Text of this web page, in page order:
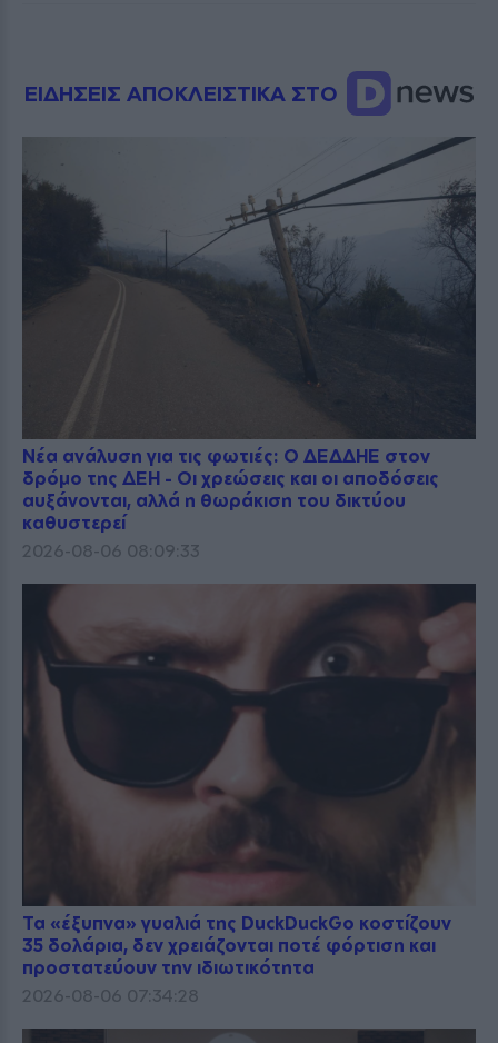
ΕΙΔΗΣΕΙΣ ΑΠΟΚΛΕΙΣΤΙΚΑ ΣΤΟ
Νέα ανάλυση για τις φωτιές: Ο ΔΕΔΔΗΕ στον
δρόμο της ΔΕΗ - Οι χρεώσεις και οι αποδόσεις
αυξάνονται, αλλά η θωράκιση του δικτύου
καθυστερεί
2026-08-06 08:09:33
Τα «έξυπνα» γυαλιά της DuckDuckGo κοστίζουν
35 δολάρια, δεν χρειάζονται ποτέ φόρτιση και
προστατεύουν την ιδιωτικότητα
2026-08-06 07:34:28